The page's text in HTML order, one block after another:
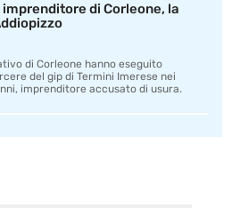
di Corleone, la
di Corleone hanno eseguito
del gip di Termini Imerese nei
imprenditore accusato di usura.